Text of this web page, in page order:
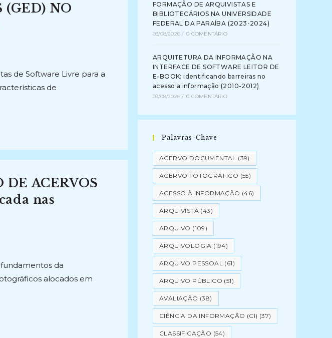
(GED) NO
de Software Livre para a
de
ACERVOS
nas
da
alocados em
FORMAÇÃO DE ARQUIVISTAS E
BIBLIOTECÁRIOS NA UNIVERSIDADE
FEDERAL DA PARAÍBA (2023-2024)
03/08/2026 / 0 COMENTÁRIO
ARQUITETURA DA INFORMAÇÃO NA
INTERFACE DE SOFTWARE LEITOR DE
E-BOOK: identificando barreiras no
acesso a informação (2010-2012)
03/08/2026 / 0 COMENTÁRIO
Palavras-Chave
ACERVO DOCUMENTAL (39)
ACERVO FOTOGRÁFICO (55)
ACESSO À INFORMAÇÃO (46)
ARQUIVISTA (43)
ARQUIVO (109)
ARQUIVOLOGIA (194)
ARQUIVO PESSOAL (61)
ARQUIVO PÚBLICO (51)
AVALIAÇÃO (38)
CIÊNCIA DA INFORMAÇÃO (CI) (37)
CLASSIFICAÇÃO (54)